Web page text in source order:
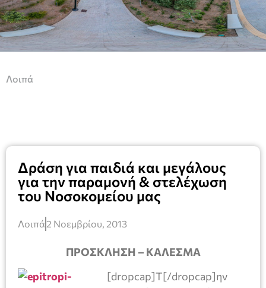
Λοιπά
Δράση για παιδιά και μεγάλους
για την παραμονή & στελέχωση
του Νοσοκομείου μας
Λοιπά 2 Νοεμβρίου, 2013
ΠΡΟΣΚΛΗΣΗ – ΚΑΛΕΣΜΑ
[dropcap]Τ[/dropcap]ην